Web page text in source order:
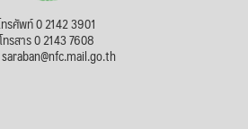
รศัพท์ 0 2142 3901
โทรสาร 0 2143 7608